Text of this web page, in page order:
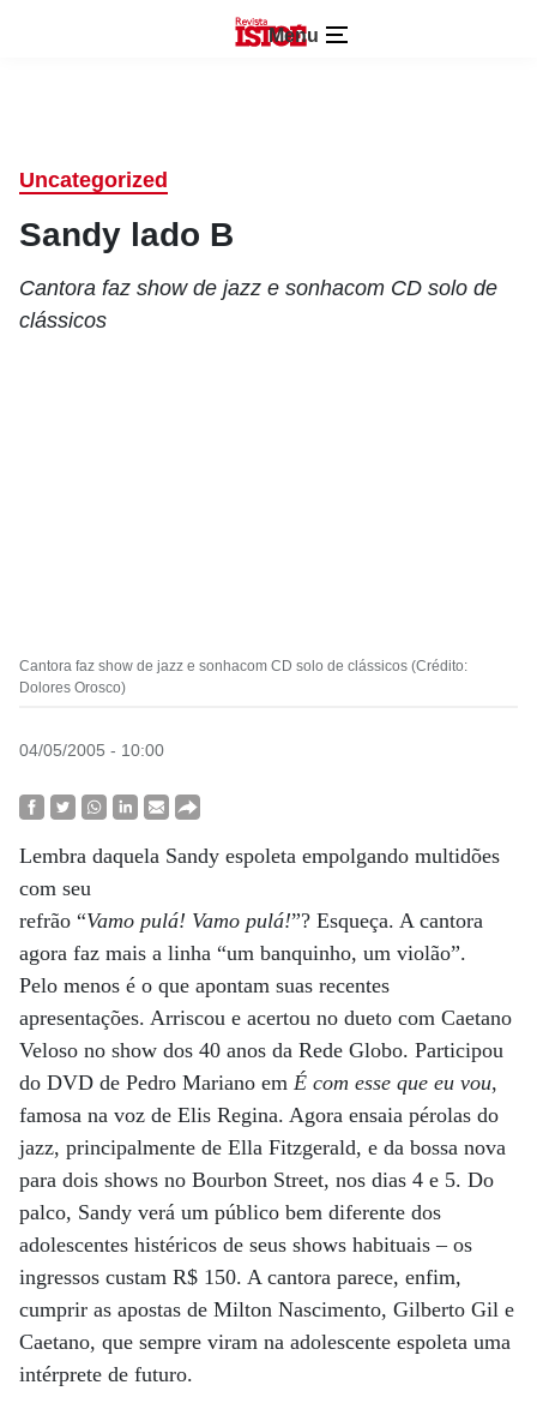
Menu
Uncategorized
Sandy lado B
Cantora faz show de jazz e sonhacom CD solo de
clássicos
Cantora faz show de jazz e sonhacom CD solo de clássicos (Crédito:
Dolores Orosco)
04/05/2005 - 10:00
Lembra daquela Sandy espoleta empolgando multidões
com seu
refrão “Vamo pulá! Vamo pulá!”? Esqueça. A cantora
agora faz mais a linha “um banquinho, um violão”.
Pelo menos é o que apontam suas recentes
apresentações. Arriscou e acertou no dueto com Caetano
Veloso no show dos 40 anos da Rede Globo. Participou
do DVD de Pedro Mariano em É com esse que eu vou,
famosa na voz de Elis Regina. Agora ensaia pérolas do
jazz, principalmente de Ella Fitzgerald, e da bossa nova
para dois shows no Bourbon Street, nos dias 4 e 5. Do
palco, Sandy verá um público bem diferente dos
adolescentes histéricos de seus shows habituais – os
ingressos custam R$ 150. A cantora parece, enfim,
cumprir as apostas de Milton Nascimento, Gilberto Gil e
Caetano, que sempre viram na adolescente espoleta uma
intérprete de futuro.